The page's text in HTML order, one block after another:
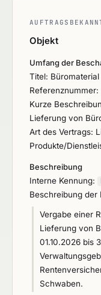
Objekt
Umfang der
Titel: Büromaterial
Referenznummer:
Kurze
Lieferung von
Art des Vertrags:
Produkte/
Beschreibung
Interne Kennung:
Beschreibung der
Vergabe einer
Lieferung von
01.10.2026 bis
Schwaben.